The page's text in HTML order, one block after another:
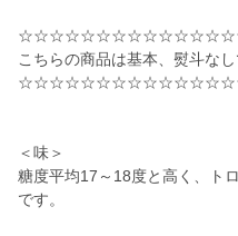
こちらの商品は基本、熨斗なし
＜味＞
糖度平均17～18度と高く、ト
です。